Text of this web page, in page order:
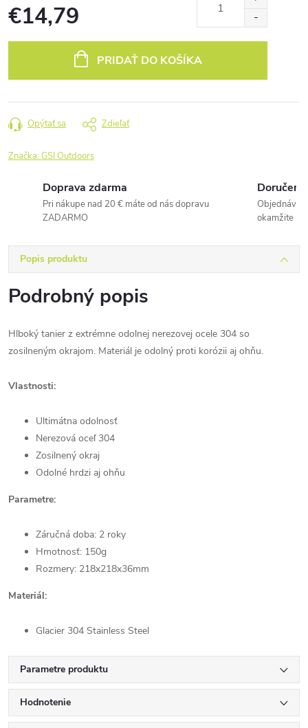
€14,79
PRIDAŤ DO KOŠÍKA
Opýtať sa Zdieľať
Značka:GSI Outdoors
Doprava zdarma
Pri nákupe nad 20 € máte od nás dopravu
ZADARMO
okamžite
Popis produktu
Podrobný popis
Hlboký tanier z extrémne odolnej nerezovej ocele 304 so
zosilneným okrajom. Materiál je odolný proti korózii aj ohňu.
Vlastnosti:
Ultimátna odolnosť
Nerezová oceľ 304
Zosilnený okraj
Odolné hrdzi aj ohňu
Parametre:
Záručná doba: 2 roky
Hmotnosť: 150g
Rozmery: 218x218x36mm
Materiál:
Glacier 304 Stainless Steel
Parametre produktu
Hodnotenie